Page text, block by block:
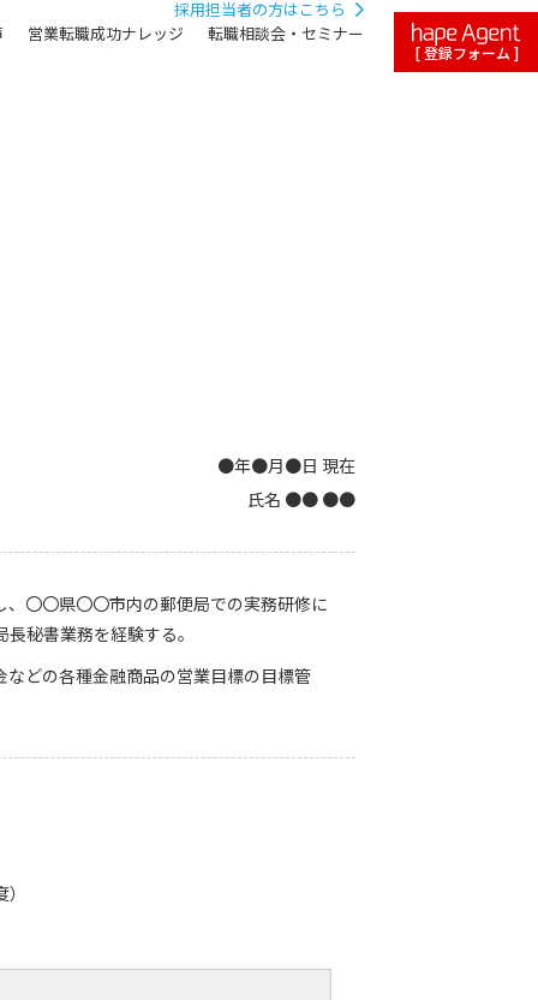
採用担当者の方はこちら
営業転職成功ナレッジ 転職相談会・セミナー
[ 登録フォーム ]
●年●月●日 現在
氏名 ●● ●●
〇〇県〇〇市内の郵便局での実務研修に
秘書業務を経験する。
どの各種金融商品の営業目標の目標管